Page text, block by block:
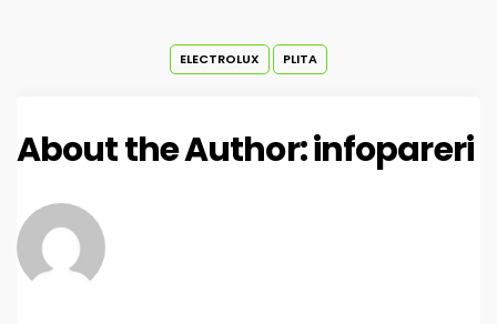
ELECTROLUX PLITA
About the Author:infopareri